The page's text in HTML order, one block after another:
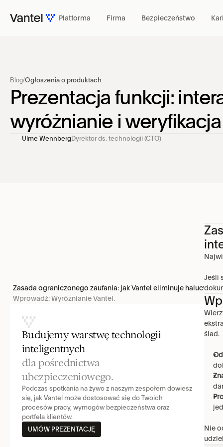
Blog/Ogłoszenia o produktach
Prezentacja funkcji:
wyróżnianie i weryfikacja
Ulme WennbergDyrektor ds. technologii (CTO)
Zasada ograniczonego zaufania: jak Vantel eliminuje
Wprowadź: Wyróżnianie Vantel.
Budujemy warstwę technologii
inteligentnych
dla pośrednictwa
ubezpieczeniowego.
Podczas spotkania na żywo z naszym zespołem dowiesz
się, jak Vantel może dostosować się do Twoich
procesów pracy, wymogów bezpieczeństwa oraz
portfela klientów.
UMÓW PREZENTACJĘ
Jeśli
ślad.
Nie
Platforma Firma Bezpieczeństwo